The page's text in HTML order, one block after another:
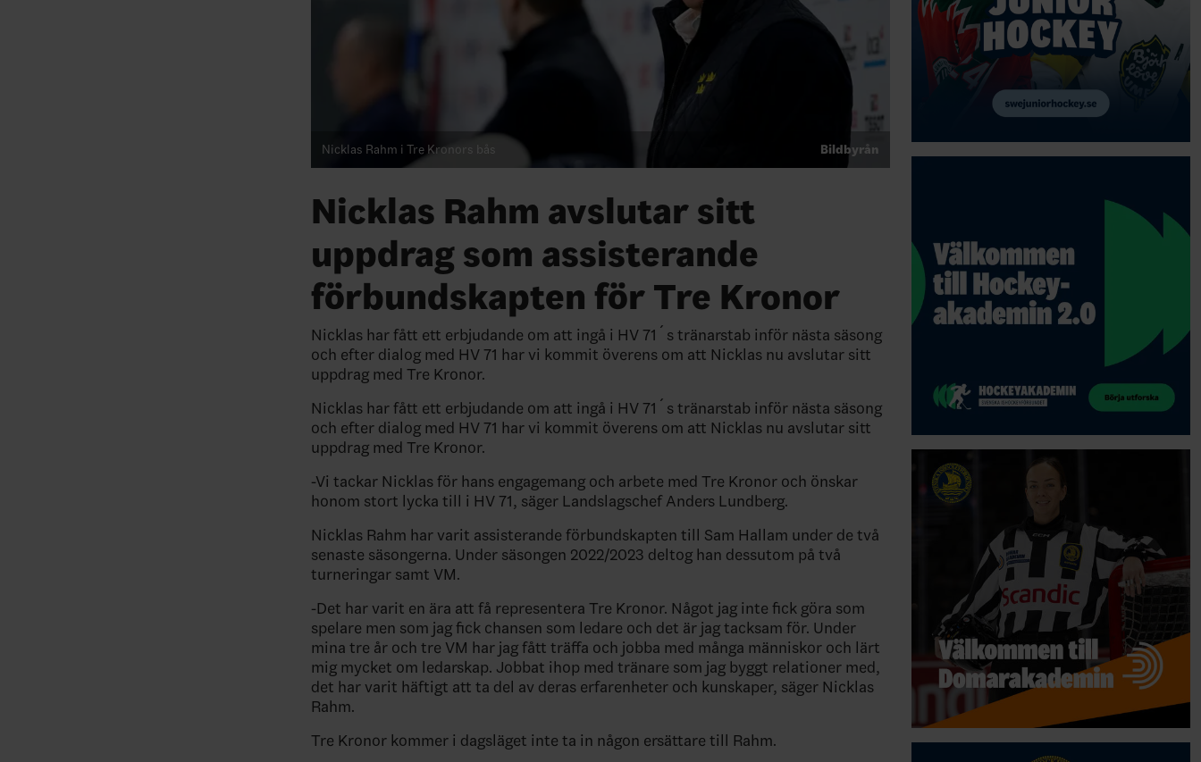
Nicklas Rahm i Tre Kronors bås Bildbyrån
Nicklas Rahm avslutar sitt
uppdrag som assisterande
förbundskapten för Tre Kronor
Nicklas har fått ett erbjudande om att ingå i HV 71´s tränarstab inför nästa säsong
och efter dialog med HV 71 har vi kommit överens om att Nicklas nu avslutar sitt
uppdrag med Tre Kronor.
Nicklas har fått ett erbjudande om att ingå i HV 71´s tränarstab inför nästa säsong
och efter dialog med HV 71 har vi kommit överens om att Nicklas nu avslutar sitt
uppdrag med Tre Kronor.
-Vi tackar Nicklas för hans engagemang och arbete med Tre Kronor och önskar
honom stort lycka till i HV 71, säger Landslagschef Anders Lundberg.
Nicklas Rahm har varit assisterande förbundskapten till Sam Hallam under de två
senaste säsongerna. Under säsongen 2022/2023 deltog han dessutom på två
turneringar samt VM.
-Det har varit en ära att få representera Tre Kronor. Något jag inte fick göra som
spelare men som jag fick chansen som ledare och det är jag tacksam för. Under
mina tre år och tre VM har jag fått träffa och jobba med många människor och lärt
mig mycket om ledarskap. Jobbat ihop med tränare som jag byggt relationer med,
det har varit häftigt att ta del av deras erfarenheter och kunskaper, säger Nicklas
Rahm.
Tre Kronor kommer i dagsläget inte ta in någon ersättare till Rahm.